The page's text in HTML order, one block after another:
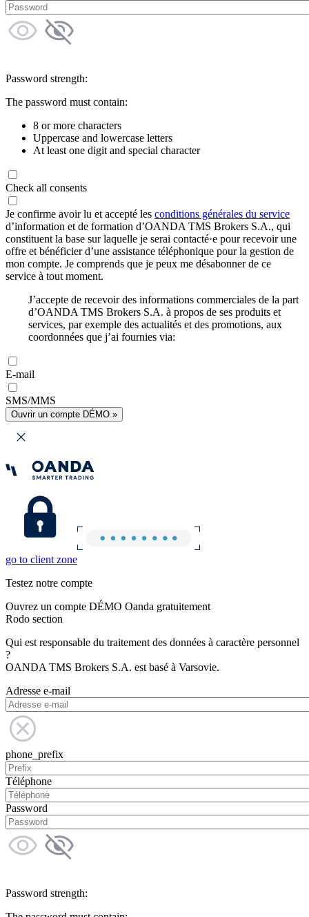
Password strength:
The password must contain:
8 or more characters
Uppercase and lowercase letters
At least one digit and special character
Check all consents
Je confirme avoir lu et accepté les conditions générales du service
d’information et de formation d’OANDA TMS Brokers S.A., qui
constituent la base sur laquelle je serai contacté·e pour recevoir une
offre et bénéficier d’une assistance téléphonique pour la gestion de
mon compte. Je comprends que je peux me désabonner de ce
service à tout moment.
J’accepte de recevoir des informations commerciales de la part
d’OANDA TMS Brokers S.A. à propos de ses produits et
services, par exemple des actualités et des promotions, aux
coordonnées que j’ai fournies via:
E-mail
SMS/MMS
Ouvrir un compte DÉMO »
go to client zone
Testez notre compte
Ouvrez un compte DÉMO Oanda gratuitement
Rodo section
Qui est responsable du traitement des données à caractère personnel
?
OANDA TMS Brokers S.A. est basé à Varsovie.
Adresse e-mail
phone_prefix
Téléphone
Password
Password strength: